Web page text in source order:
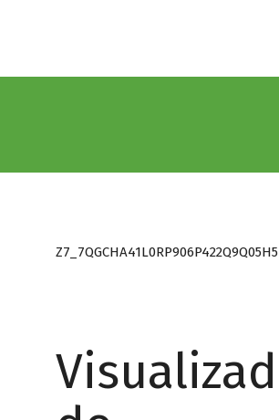
Z7_7QGCHA41L0RP906P422Q9Q05H5